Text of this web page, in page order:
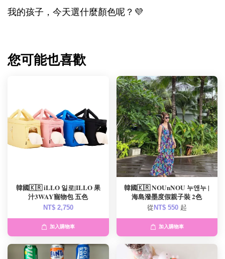
我的孩子，今天選什麼顏色呢？💜
您可能也喜歡
韓國🇰🇷 iLLO 일로|ILLO 果
汁3WAY寵物包 五色
NT$ 2,750
加入購物車
韓國🇰🇷 NOUnNOU 누앤누 |
海島潑墨度假親子裝 2色
從 NT$ 550 起
加入購物車